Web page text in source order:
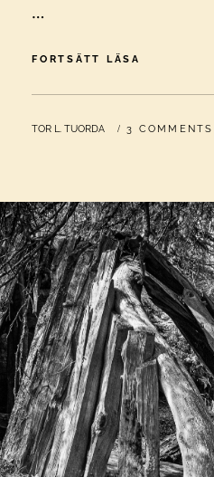
…
FORTSÄTT LÄSA
JOKKMOKK
BY
TOR L. TUORDA 3 COMMENTS